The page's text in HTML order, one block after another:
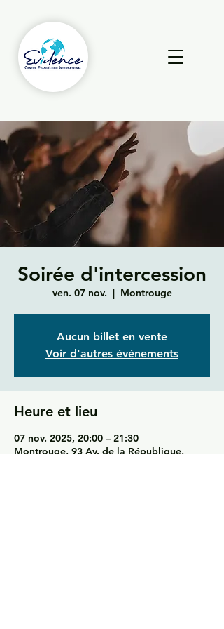
Soirée d'intercession
ven. 07 nov.
  |
Montrouge
Aucun billet en vente
Voir d'autres événements
Heure et lieu
07 nov. 2025, 20:00 – 21:30
Montrouge, 93 Av. de la République,